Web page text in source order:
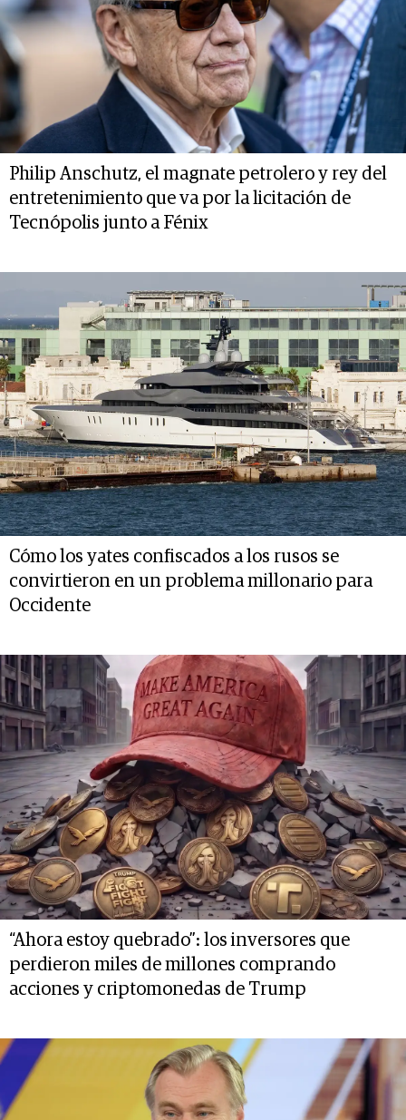
Philip Anschutz, el magnate petrolero y rey del
entretenimiento que va por la licitación de
Tecnópolis junto a Fénix
Cómo los yates confiscados a los rusos se
convirtieron en un problema millonario para
Occidente
“Ahora estoy quebrado”: los inversores que
perdieron miles de millones comprando
acciones y criptomonedas de Trump